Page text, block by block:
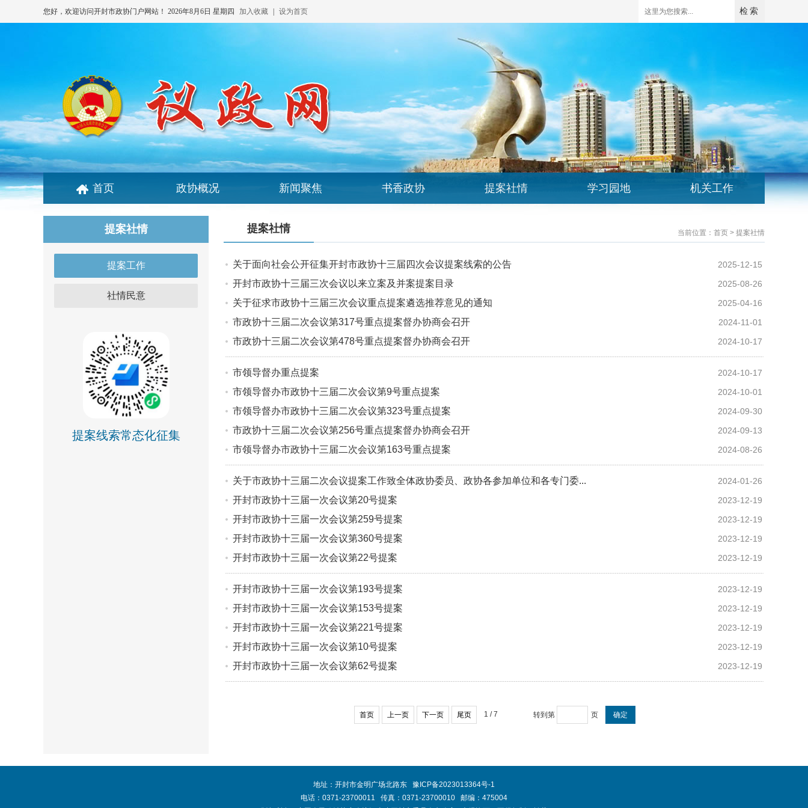
您好，欢迎访问开封市政协门户网站！ 2026年8月6日 星期四 加入收藏 设为首页
首页 政协概况 新闻聚焦 书香政协 提案社情 学习园地 机关工作
提案社情
提案工作
社情民意
提案线索常态化征集
当前位置： 首页 > 提案社情
提案社情
关于面向社会公开征集开封市政协十三届四次会议提案线索的公告 2025-12-15
开封市政协十三届三次会议以来立案及并案提案目录 2025-08-26
关于征求市政协十三届三次会议重点提案遴选推荐意见的通知 2025-04-16
市政协十三届二次会议第317号重点提案督办协商会召开 2024-11-01
市政协十三届二次会议第478号重点提案督办协商会召开 2024-10-17
市领导督办重点提案 2024-10-17
市领导督办市政协十三届二次会议第9号重点提案 2024-10-01
市领导督办市政协十三届二次会议第323号重点提案 2024-09-30
市政协十三届二次会议第256号重点提案督办协商会召开 2024-09-13
市领导督办市政协十三届二次会议第163号重点提案 2024-08-26
关于市政协十三届二次会议提案工作致全体政协委员、政协各参加单位和各专门委... 2024-01-26
开封市政协十三届一次会议第20号提案 2023-12-19
开封市政协十三届一次会议第259号提案 2023-12-19
开封市政协十三届一次会议第360号提案 2023-12-19
开封市政协十三届一次会议第22号提案 2023-12-19
开封市政协十三届一次会议第193号提案 2023-12-19
开封市政协十三届一次会议第153号提案 2023-12-19
开封市政协十三届一次会议第221号提案 2023-12-19
开封市政协十三届一次会议第10号提案 2023-12-19
开封市政协十三届一次会议第62号提案 2023-12-19
首页 上一页 下一页 尾页 1 / 7 转到第 页
地址：开封市金明广场北路东 豫ICP备2023013364号-1
电话：0371-23700011 传真：0371-23700010 邮编：475004